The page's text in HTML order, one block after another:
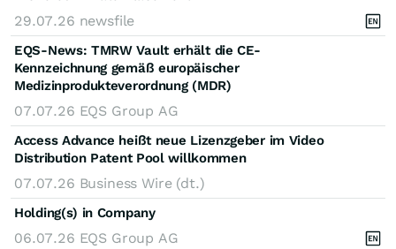
29.07.26 newsfile
EQS-News: TMRW Vault erhält die CE-
Kennzeichnung gemäß europäischer
Medizinprodukteverordnung (MDR)
07.07.26 EQS Group AG
Access Advance heißt neue Lizenzgeber im Video
Distribution Patent Pool willkommen
07.07.26 Business Wire (dt.)
Holding(s) in Company
06.07.26 EQS Group AG